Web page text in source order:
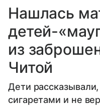
Нашлась
детей-
из
Читой
Дети
сигаретами и не